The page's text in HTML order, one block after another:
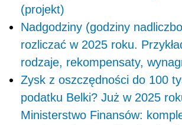
(projekt)
Nadgodziny (godziny
rozliczać w 2025 roku.
rodzaje, rekompensaty,
Zysk z oszczędności do 100
podatku Belki? Już w 2025
Ministerstwo Finansów: